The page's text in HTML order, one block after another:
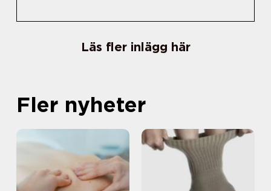
Läs fler inlägg här
Fler nyheter